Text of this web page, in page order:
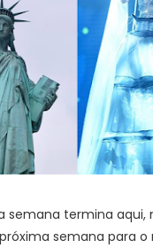
semana termina aqui,
semana para o